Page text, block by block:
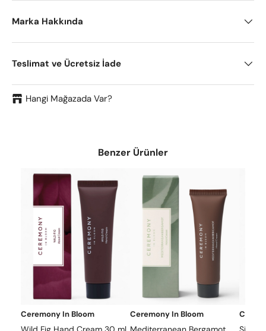
Marka Hakkında
Teslimat ve Ücretsiz İade
Hangi Mağazada Var?
Benzer Ürünler
Ceremony In Bloom Ceremony In Bloom